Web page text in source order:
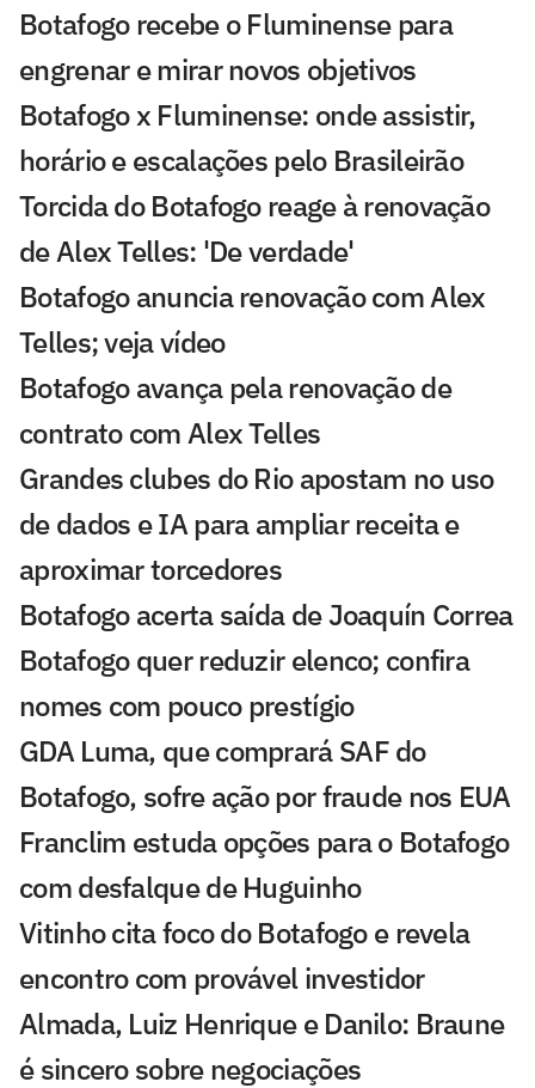
Botafogo recebe o Fluminense para
engrenar e mirar novos objetivos
Botafogo x Fluminense: onde assistir,
horário e escalações pelo Brasileirão
Torcida do Botafogo reage à renovação
de Alex Telles: 'De verdade'
Botafogo anuncia renovação com Alex
Telles; veja vídeo
Botafogo avança pela renovação de
contrato com Alex Telles
Grandes clubes do Rio apostam no uso
de dados e IA para ampliar receita e
aproximar torcedores
Botafogo acerta saída de Joaquín Correa
Botafogo quer reduzir elenco; confira
nomes com pouco prestígio
GDA Luma, que comprará SAF do
Botafogo, sofre ação por fraude nos EUA
Franclim estuda opções para o Botafogo
com desfalque de Huguinho
Vitinho cita foco do Botafogo e revela
encontro com provável investidor
Almada, Luiz Henrique e Danilo: Braune
é sincero sobre negociações